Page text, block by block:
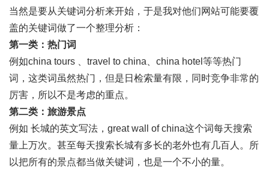
当然是要从关键词分析来开始，于是我对他们网站可能要覆
盖的关键词做了一个整理分析：
第一类：热门词
例如china tours 、travel to china、china hotel等等热门
词，这类词虽然热门，但是日检索量有限，同时竞争非常的
厉害，所以不是考虑的重点。
第二类：旅游景点
例如 长城的英文写法，great wall of china这个词每天搜索
量上万次。甚至每天搜索长城有多长的老外也有几百人。所
以把所有的景点都当做关键词，也是一个不小的量。